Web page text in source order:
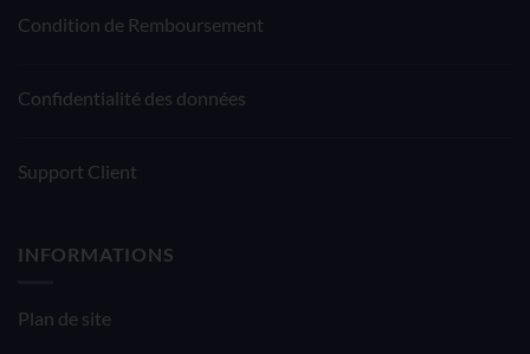
Condition de Remboursement
Confidentialité des données
Support Client
INFORMATIONS
Plan de site